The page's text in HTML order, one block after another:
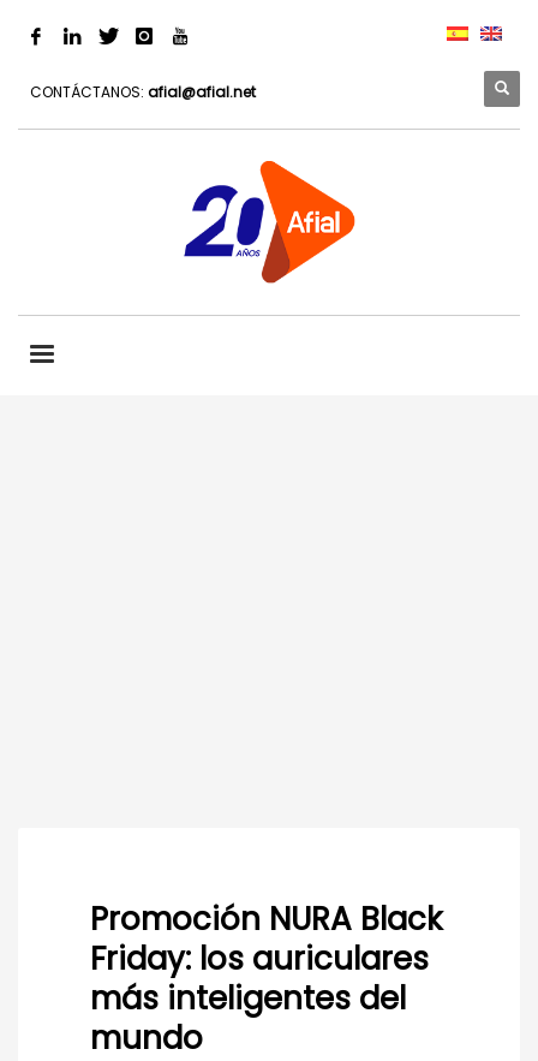
CONTÁCTANOS: afial@afial.net
Promoción NURA Black
Friday: los auriculares
más inteligentes del
mundo